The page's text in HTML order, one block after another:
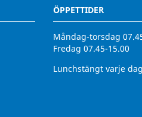
ÖPPETTIDER
Måndag-torsdag
Fredag 07.45-15.00
Lunchstängt varje